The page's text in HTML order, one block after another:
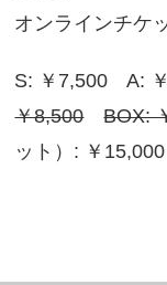
オンラインチケ
S: ￥7,500 A:
￥8,500
BOX:
ット）: ￥15,000